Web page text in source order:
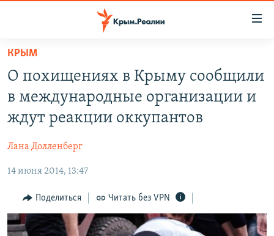
Вернуться
основному
содержанию
главной
Вернутся
поиску
СПЕЦПРОЕКТЫ
11 ЛЕТ ОККУПАЦИИ КРЫМА. 11 ИСТОРИЙ СОПРОТИВЛЕНИЯ
ЕЩЕ
ИНТЕРАКТИВ
ИНФОГРАФИКА
ТЕЛЕПРОЕКТ КРЫМ.РЕАЛИИ
РАДІО СВОБОДА
КАК ОБОЙТИ БЛОКИРОВКУ
Українською
КРЫМ
О похищениях в Крыму сообщили
в международные организации и
ждут реакции оккупантов
Лана Долленберг
14 июня 2014, 13:47
Поделиться Читать без VPN